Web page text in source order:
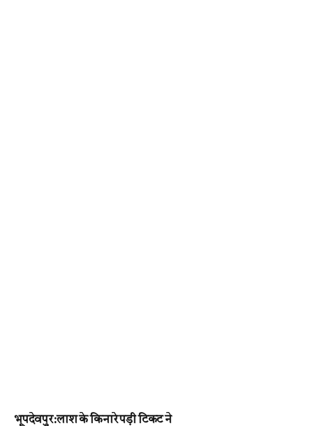
भूपदेवपुर:लाश के किनारे पड़ी टिकट ने